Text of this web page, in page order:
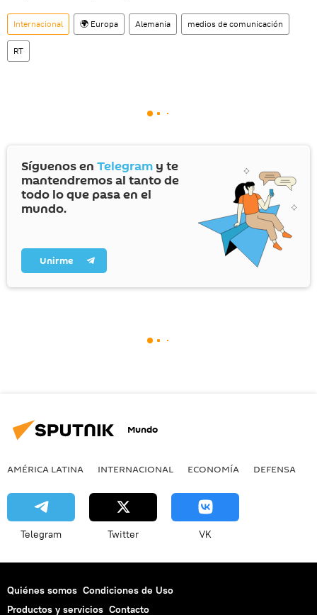
Internacional 🌍 Europa Alemania medios de comunicación
RT
Síguenos en Telegram y te
mantendremos al tanto de
todo lo que pasa en el
mundo.
Unirme
Mundo
AMÉRICA LATINA INTERNACIONAL ECONOMÍA DEFENSA
Telegram Twitter VK
Quiénes somos Condiciones de Uso
Productos y servicios Contacto